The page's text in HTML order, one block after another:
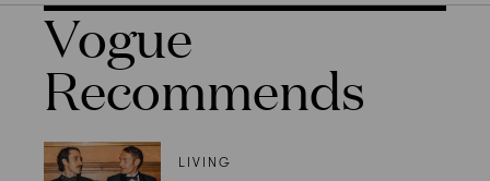
Vogue
Recommends
LIVING